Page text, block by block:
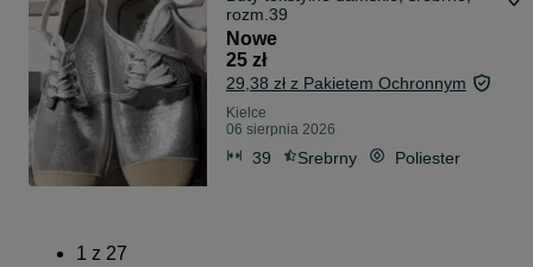
rozm.39
Nowe
25 zł
29,38 zł z Pakietem Ochronnym
Kielce
06 sierpnia 2026
39 Srebrny Poliester
1 z 27